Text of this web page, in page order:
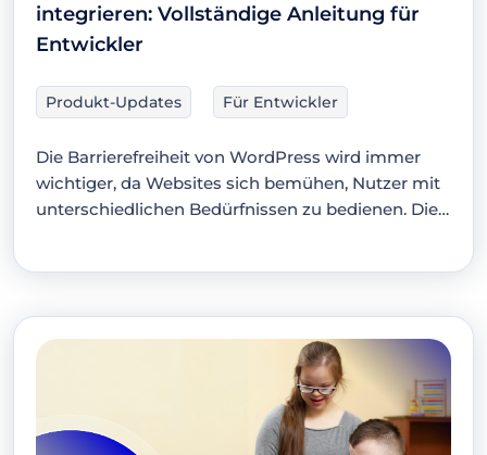
integrieren: Vollständige Anleitung für
Entwickler
Produkt-Updates Für Entwickler
Die Barrierefreiheit von WordPress wird immer
wichtiger, da Websites sich bemühen, Nutzer mit
unterschiedlichen Bedürfnissen zu bedienen. Die…